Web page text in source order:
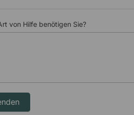
von Hilfe benötigen Sie?